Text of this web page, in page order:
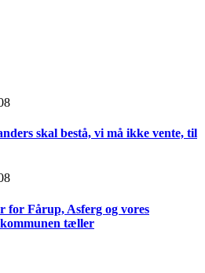
skal bestå, vi må ikke vente, til
for Fårup, Asferg og vores
tæller